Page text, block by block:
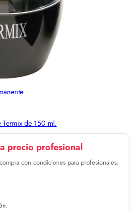
de 150 ml.
precio profesional
con condiciones para profesionales.